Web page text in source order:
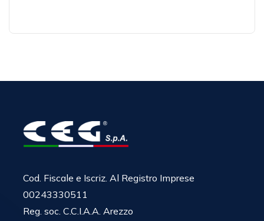
Cod. Fiscale e Iscriz. Al Registro Imprese
00243330511
Reg. soc. C.C.I.A.A. Arezzo